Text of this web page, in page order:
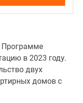
Программе
в 2023 году.
двух
домов с